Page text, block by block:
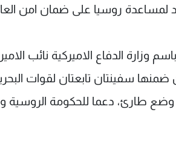
روسيا على ضمان امن العاب
وزارة الدفاع الاميركية نائب
ضمنها سفينتان تابعتان لقوات
طارئ، دعما للحكومة الروسية